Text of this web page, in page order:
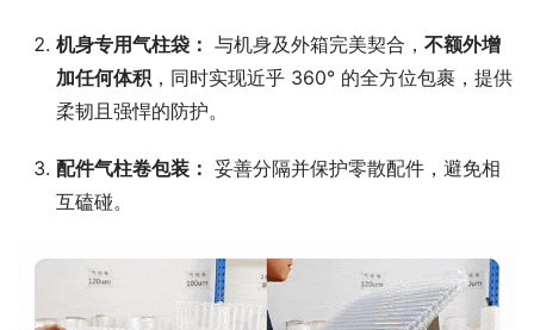
机身专用气柱袋： 与机身及外箱完美契合， 不额外增
加任何体积 ，同时实现近乎 360° 的全方位包裹，提供
柔韧且强悍的防护。
配件气柱卷包装： 妥善分隔并保护零散配件，避免相
互磕碰。